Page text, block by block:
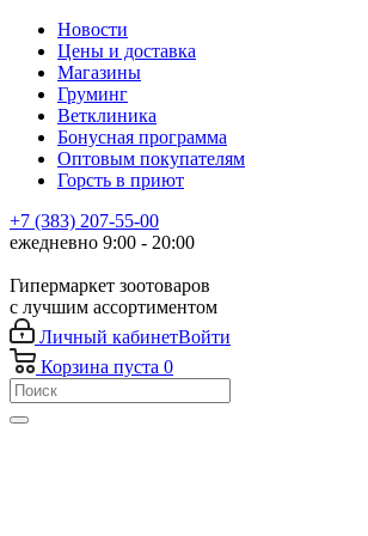
Новости
Цены и доставка
Магазины
Груминг
Ветклиника
Бонусная программа
Оптовым покупателям
Горсть в приют
+7 (383) 207-55-00
ежедневно 9:00 - 20:00
Гипермаркет зоотоваров
с лучшим ассортиментом
Личный кабинетВойти
Корзина пуста 0